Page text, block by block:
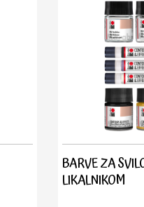
BARVE ZA
LIKALNIKOM